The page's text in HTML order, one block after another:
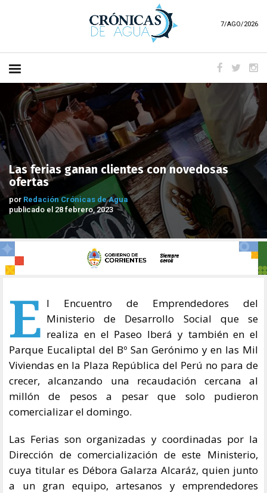
7/AGO/2026
Las ferias ganan clientes con novedosas
ofertas
por Redación Crónicas de Agua
publicado el 28 febrero, 2023
E l Encuentro de Emprendedores del
Ministerio de Desarrollo Social que se
realiza en el Paseo Iberá y también en el
Parque Eucaliptal del Bº San Gerónimo y en las Mil
Viviendas en la Plaza República del Perú no para de
crecer, alcanzando una recaudación cercana al
millón de pesos a pesar que solo pudieron
comercializar el domingo.
Las Ferias son organizadas y coordinadas por la
Dirección de comercialización de este Ministerio,
cuya titular es Débora Galarza Alcaráz, quien junto
a un gran equipo, artesanos y emprendedores